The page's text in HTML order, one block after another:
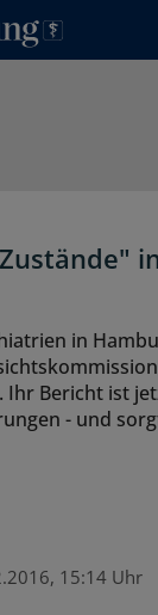
in
Ihr Bericht ist
- und
15:14 Uhr